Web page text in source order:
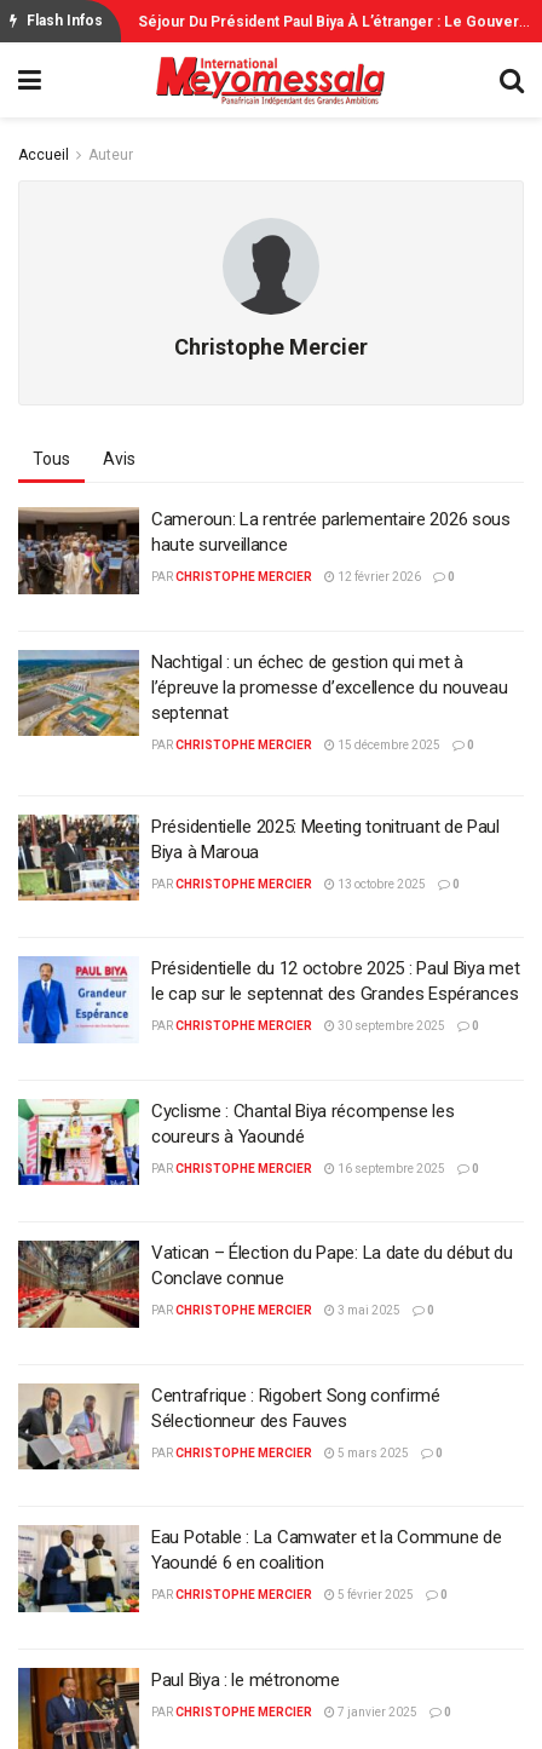
Accueil Auteur
Christophe Mercier
Tous Avis
Cameroun: La rentrée parlementaire 2026 sous
haute surveillance
PARCHRISTOPHE MERCIER 12 février 2026 0
Nachtigal : un échec de gestion qui met à
l’épreuve la promesse d’excellence du nouveau
septennat
PARCHRISTOPHE MERCIER 15 décembre 2025 0
Présidentielle 2025: Meeting tonitruant de Paul
Biya à Maroua
PARCHRISTOPHE MERCIER 13 octobre 2025 0
Présidentielle du 12 octobre 2025 : Paul Biya met
le cap sur le septennat des Grandes Espérances
PARCHRISTOPHE MERCIER 30 septembre 2025 0
Cyclisme : Chantal Biya récompense les
coureurs à Yaoundé
PARCHRISTOPHE MERCIER 16 septembre 2025 0
Vatican – Élection du Pape: La date du début du
Conclave connue
PARCHRISTOPHE MERCIER 3 mai 2025 0
Centrafrique : Rigobert Song confirmé
Sélectionneur des Fauves
PARCHRISTOPHE MERCIER 5 mars 2025 0
Eau Potable : La Camwater et la Commune de
Yaoundé 6 en coalition
PARCHRISTOPHE MERCIER 5 février 2025 0
Paul Biya : le métronome
PARCHRISTOPHE MERCIER 7 janvier 2025 0
Flash Infos S
Éjour Du Président Paul Biya À L’étranger : Le Gouvernement Rassure